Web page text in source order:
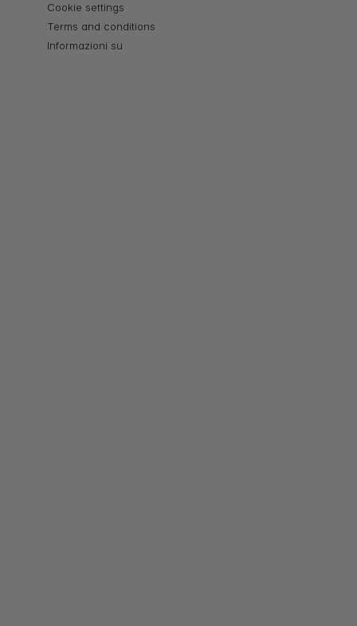
Cookie settings
Terms and conditions
Informazioni su